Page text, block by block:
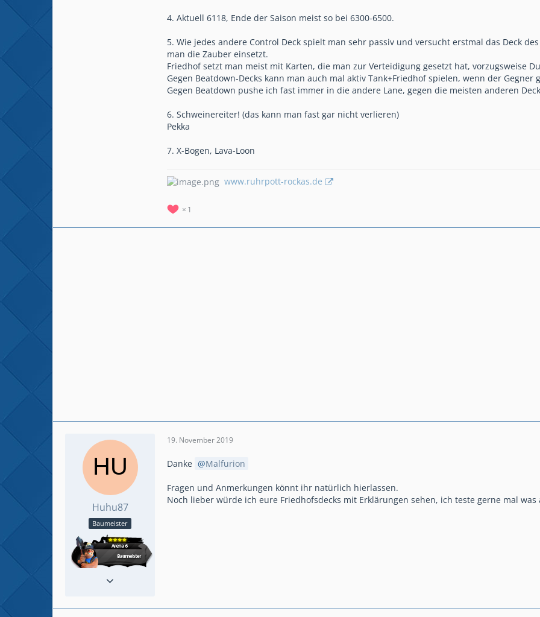
4. Aktuell 6118, Ende der Saison meist so bei 6300-6500.
5. Wie jedes andere Control Deck spielt man sehr passiv und versucht erstmal das Deck
man die Zauber einsetzt.
Friedhof setzt man meist mit Karten, die man zur Verteidigung gesetzt hat, vorzugsweise
Gegen Beatdown-Decks kann man auch mal aktiv Tank+Friedhof spielen, wenn der Gegner
Gegen Beatdown pushe ich fast immer in die andere Lane, gegen die meisten anderen
6. Schweinereiter! (das kann man fast gar nicht verlieren)
Pekka
7. X-Bogen, Lava-Loon
www.ruhrpott-rockas.de
1
Huhu87
Baumeister
19. November 2019
Danke Malfurion
Fragen und Anmerkungen könnt ihr natürlich hierlassen.
Noch lieber würde ich eure Friedhofsdecks mit Erklärungen sehen, ich teste gerne mal was